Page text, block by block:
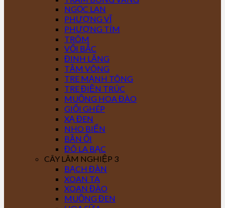
NGỌC LAN
PHƯỢNG VĨ
PHƯỢNG TÍM
TRÔM
VỐI BẮC
ĐINH LĂNG
TẦM VÔNG
TRE MẠNH TÔNG
TRE ĐIỀN TRÚC
MUỒNG HOA ĐÀO
GIỔI GHÉP
XẠ ĐEN
NHO BIỂN
BẦN ỔI
ĐÔ LA BẠC
CÂY LÂM NGHIỆP 3
BẠCH ĐÀN
XOAN TA
XOAN ĐÀO
MUỒNG ĐEN